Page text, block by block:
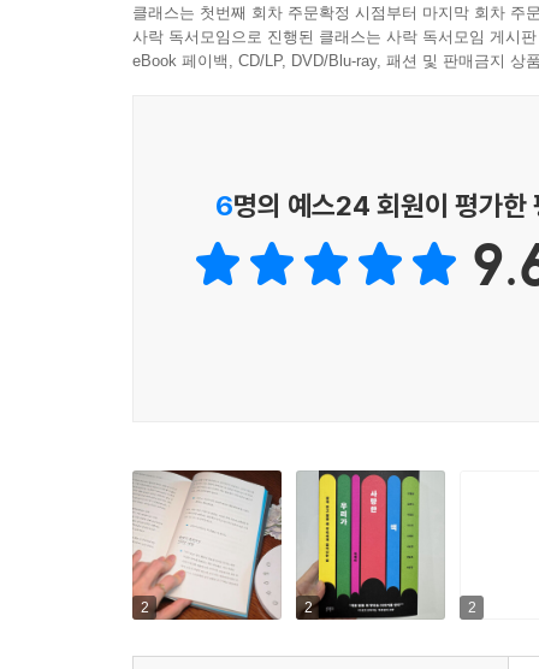
지 않은 거죠. 언어가 있는 만큼 해석할 수 있잖아
게 해석할 것인가에 관해서 다른 사람의 경험을
경험으로만 남겨두지 않은 점이 이런 책의 미덕이
하는 건 뭔가 잘못됐죠. (…) 특정한 동물이 살아
우리가 살아가면서 생각의 퍼즐을 파헤쳐보고 맞
질문의 결이 남다른 김혜리 저자를 비롯하여
재미를 더했다. 글과 오디오의 장점을 결합한
자연스럽게 익히게 된다. 누구나 알 법한 유명
만나거나, 궁금했지만 읽어볼 기회가 없던 책을
실제로 겪어본 감정이 속에서 올라오는 느낌. 동시
‘예술은 결국 어린이에게로 흘러가야 한다’ 이것
어떻게 이 취약한 몸들과 미래를 약속할 수 있는
‘의사는 어떤 일을 해야 하는가’에 관하여 모두가
아픈 경험이란 외롭다. 질병의 언어를 넓혀주는 책
비인간 존재의 삶과 감각 체계를 통해 인간은 세계
클래스는 첫번째 회차 주문확정 시점부터 마지막 회차 주
사락 독서모임으로 진행된 클래스는 사락 독서모임 게시
eBook 페이백, CD/LP, DVD/Blu-ray, 패션 및 판매금지 상
6명의 예스24 회원이 평가한
2 2 2